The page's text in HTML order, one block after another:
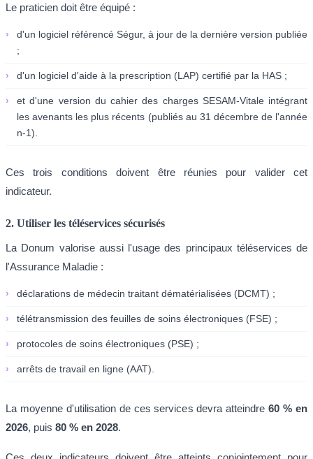
Le praticien doit être équipé :
›
d'un logiciel référencé Ségur, à jour de la dernière version publiée
;
› d'un logiciel d'aide à la prescription (LAP) certifié par la HAS ;
›
et d'une version du cahier des charges SESAM-Vitale intégrant
les avenants les plus récents (publiés au 31 décembre de l'année
n-1).
Ces trois conditions doivent être réunies pour valider cet
indicateur.
2. Utiliser les téléservices sécurisés
La Donum valorise aussi l'usage des principaux téléservices de
l'Assurance Maladie :
› déclarations de médecin traitant dématérialisées (DCMT) ;
› télétransmission des feuilles de soins électroniques (FSE) ;
› protocoles de soins électroniques (PSE) ;
› arrêts de travail en ligne (AAT).
La moyenne d'utilisation de ces services devra atteindre60 % en
2026, puis 80 % en 2028.